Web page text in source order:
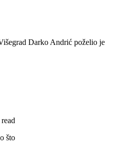
Darko Andrić poželio je
što